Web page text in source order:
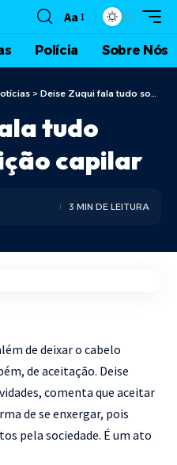
Aa
Polícia Sobre Nós
> Deise Zuqui fala tudo sobre a transição capilar
tudo
capilar
3 MIN DE LEITURA
de deixar o cabelo
de aceitação. Deise
comenta que aceitar
de se enxergar, pois
pela sociedade. É um ato